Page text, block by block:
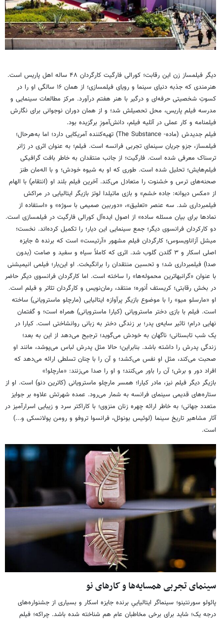
دیگر فیلمساز زن این رقابت؛ کورالی فارگیت کارگردان ۴۸ ساله اهل پاریس است.
هنرمندی که جذبه دنیای سینما و رویای فیلمسازی؛ از همان ۱۶ سالگی او را در
کسوتِ شخصیتی حرفه‌ای و درگیر با هنر هفتم درآورد. مرکز مطالعات سینمایی و
مدرسه فیلم پاریس، محل تحصیلش شد؛ و از همان دوران نوجوانی برای نگارش
فیلمنامه و کار عملی در آتلیه فیلم، دانش‌آموزِ برگزیده بود.
فیلم جدیدش (ماده- The Substance) تهیه‌کننده آمریکایی دارد؛ اما به‌هرحال؛
فیلمساز، جزو جریان سینمای تجربی فرانسه است. فیلم؛ به عنوان اثری در ژانر
ترسناک معرفی شده است. فارگیت؛ از جانب منتقدان به خاطر بافت گرافیکی
فیلم‌هایش؛ تحلیل شده است. طوری که او به شیوه خودش؛ و با اله‌مان طنز
صحنه‌های ترس و خشنوت را متعادل می‌کند. آخرین فیلم بلند او (انتقام) با الهام
از «مکس دیوانه: جاده خشم» و بازی ماتیلدا لوتز بازیگر ایتالیایی در مراکش
فیلمبرداری شد. سه عنصر «تعلیق»، «دوربین صمیمی با سوژه» و «استفاده از
نمادها برای بیان مسئله ساده» از اصول ایده‌آل‌ کورالی فارگیت در فیلمسازی است.
دو کارکردان فرانسوی دیگر؛ جمع سینمایی این دیار؛ را تکمیل کرده‌اند. نخست؛
میشل آزاناویسوس؛ کارگردان فیلم مشهور «آرتیست» است که برنده ۵ جایزه
اصلی اسکار و ۳ گلدن گلوب شد. اثری که کاملاً سیاه و سفید و صامت (بدون
صدا) فیلمبرداری شد؛ و تحسین منتقدان را برانگیخت. او این‌بار؛ فیلمی انیمیشنی
با عنوان «گرانبهاترین محموله‌ها» را ساخته است. اما کارگردان فرانسوی دیگر حاضر
در بخش رقابتی؛ کریستف اُنوره؛ منتقد، رمان‌نویس و کارگردان تئاتر و فیلم است.
او «مارسلو میو» را با موضوع بازیگر پرآوازه ایتالیایی (مارچلو ماسترویانی) ساخته
است. فیلم با بازی دختر ماسترویانی (کیارا ماسترویانی) همراه است؛ و گفتمان
نهایی درام؛ تاثیر سایه‌ی پدر؛ بر زندگی دختر به زبانی روانشاختی است. کیارا در
یک شب تابستانی؛ ناگهان به خودش می‌گوید؛‌ ترجیح می‌دهد از این به بعد؛
زندگی پدرش را داشته باشد. بنابراین؛ حالا مثل پدرش لباس می‌پوشد، مانند او
صحبت می‌کند، مثل او نفس می‌کشد؛ و آن را با چنان تسلطی ارائه می‌دهد که
افراد دور و برش؛ آن را باور می‌کنند؛ و او را صدا می‌زنند: «مارچلو!»
بازیگر دیگر فیلم نیز، مادر کیارا؛ همسر مارچلو ماسترویانی (کاترین دنو) است. او از
ستاره‌های قدیمی سینمای فرانسه به شمار می‌رود. عمده شهرتش علاوه بر جوایز
متعدد جهانی؛ به خاطر ارائه چهره زنان منزوی؛ با کاراکتر سرد و زیبایی اسرارآمیز در
آثار مشاهیر تاریخ سینما (لوئیس بونوئل، فرانسوا تروفو و رومن پولانسکی و...)
است.
سینمای تجربی همسایه‌ها و کارهای نو
پائولو سورنتینو؛ سینماگر ایتالیاییِ برنده جایزه اسکار و بسیاری از جشنواره‌های
درجه یک؛ شاید برای برخی مخاطبان عام هم شناخته شده باشد. چراکه؛ فیلم